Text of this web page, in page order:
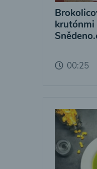
00:25